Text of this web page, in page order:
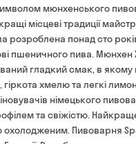
мюнхенського
місцеві традиції
розроблена понад сто
пшеничного пива. Мюнхен
гладкий смак, в
гіркота хмелю та легкі
німецького
та свіжістю.
охолодженим. Пивоварня